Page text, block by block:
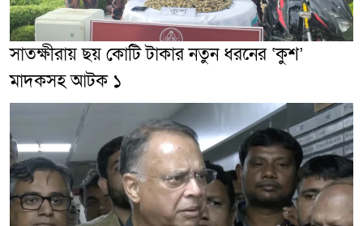
সাতক্ষীরায় ছয় কোটি টাকার নতুন ধরনের ‘কুশ’
মাদকসহ আটক ১